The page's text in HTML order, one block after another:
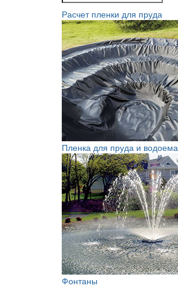
Расчет пленки для пруда
Пленка для пруда и водоема
Фонтаны